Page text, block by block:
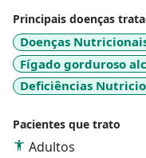
Principais doenças
Doenças
Fígado gorduroso
Deficiências
Pacientes que trato
Adultos